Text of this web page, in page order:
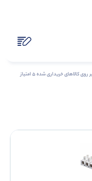
شمـا هـم دربـاره ایـن کــالا دیــدگاه ثبــت کنید، بــا ثبــت‌دیـدگاه بر روی کالاهای خریداری شده ۵ امتیاز